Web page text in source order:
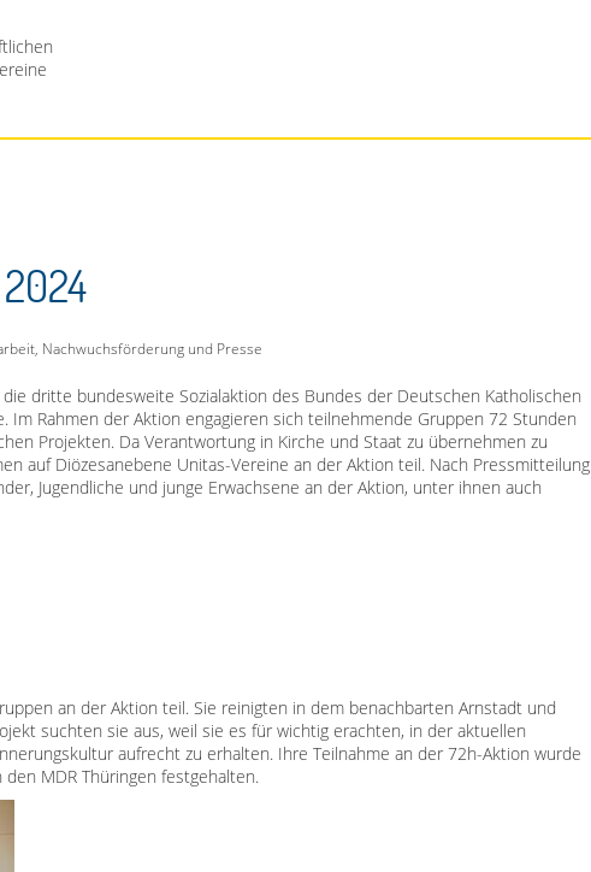
Nachwuchsförderung und Presse
dritte bundesweite Sozialaktion des Bundes der Deutschen Katholischen
Im Rahmen der Aktion engagieren sich teilnehmende Gruppen 72 Stunden
Projekten. Da Verantwortung in Kirche und Staat zu übernehmen zu
auf Diözesanebene Unitas-Vereine an der Aktion teil. Nach Pressmitteilung
Jugendliche und junge Erwachsene an der Aktion, unter ihnen auch
an der Aktion teil. Sie reinigten in dem benachbarten Arnstadt und
suchten sie aus, weil sie es für wichtig erachten, in der aktuellen
aufrecht zu erhalten. Ihre Teilnahme an der 72h-Aktion wurde
MDR Thüringen festgehalten.